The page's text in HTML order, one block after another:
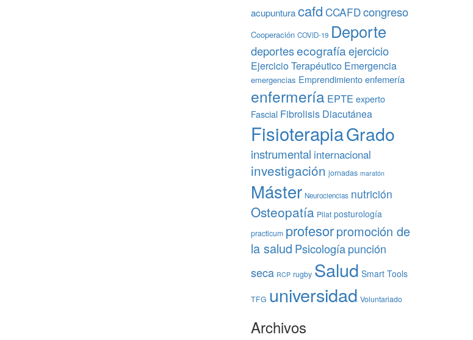
acupuntura cafd CCAFDcongreso
Cooperación COVID-19 Deporte
deportesecografíaejercicio
Ejercicio Terapéutico Emergencia
emergencias Emprendimiento enfemería
enfermería EPTE experto
Fascial Fibrolisis Diacutánea
FisioterapiaGrado
instrumental internacional
investigación jornadas maratón
Máster Neurociencias nutrición
Osteopatía Pilat posturología
practicum profesorpromoción de
la salud Psicología punción
seca RCP rugby Salud Smart Tools
TFG universidad Voluntariado
Archivos